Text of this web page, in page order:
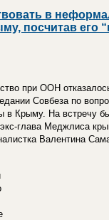
в
посчитав его
при ООН
Совбеза по
в Крыму. На встречу
глава Меджлиса
Валентина